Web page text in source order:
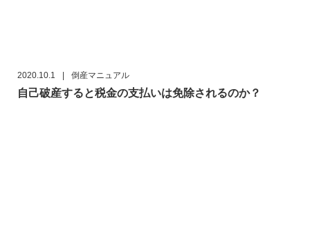
2020.10.1 倒産マニュアル
自己破産すると税金の支払いは免除されるのか？